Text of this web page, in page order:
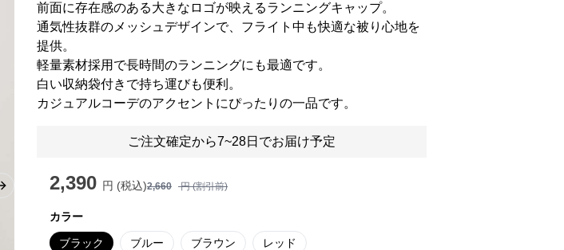
Next slide
前面に存在感のある大きなロゴが映えるランニングキャップ。
通気性抜群のメッシュデザインで、フライト中も快適な被り心地を
提供。
軽量素材採用で長時間のランニングにも最適です。
白い収納袋付きで持ち運びも便利。
カジュアルコーデのアクセントにぴったりの一品です。
ご注文確定から7~28日でお届け予定
2,390 円 (税込)2,660 円 (割引前)
カラー
ブラック ブルー ブラウン レッド